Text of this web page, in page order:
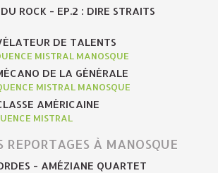
ROCK - EP.2 : DIRE STRAITS
DE TALENTS
MISTRAL MANOSQUE
DE LA GÉNÉRALE
MISTRAL MANOSQUE
AMÉRICAINE
MISTRAL
REPORTAGES À MANOSQUE
- AMÉZIANE QUARTET